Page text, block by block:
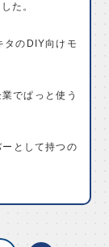
た。
タのDIY向けモ
でぱっと使う
として持つの